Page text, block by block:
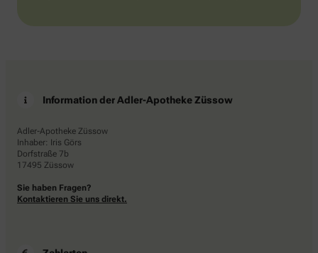
Information der Adler-Apotheke Züssow
Adler-Apotheke Züssow
Inhaber: Iris Görs
Dorfstraße 7b
17495 Züssow
Sie haben Fragen?
Kontaktieren Sie uns direkt.